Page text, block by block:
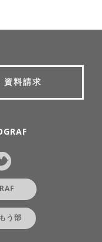
資料請求
う部